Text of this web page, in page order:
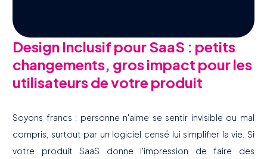
Design Inclusif pour SaaS : petits
changements, gros impact pour les
utilisateurs de votre produit
Soyons francs : personne n'aime se sentir invisible ou mal
compris, surtout par un logiciel censé lui simplifier la vie. Si
votre produit SaaS donne l'impression de faire des